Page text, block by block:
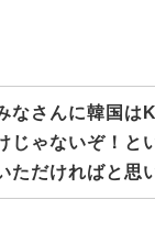
なさんに韓国は
じゃないぞ！と
ただければと思